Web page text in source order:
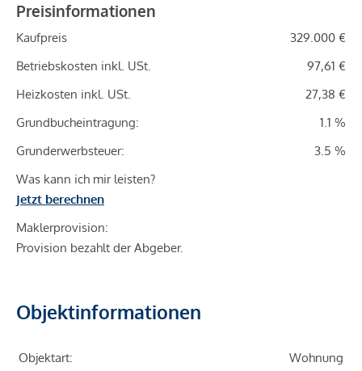
Preisinformationen
Kaufpreis
329.000 €
Betriebskosten inkl. USt.
97,61 €
Heizkosten inkl. USt.
27,38 €
Grundbucheintragung:
1.1 %
Grunderwerbsteuer:
3.5 %
Was kann ich mir leisten?
Jetzt berechnen
Maklerprovision:
Provision bezahlt der Abgeber.
Objektinformationen
Objektart: Wohnung